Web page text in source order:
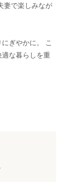
妻で楽しみなが
ぎやかに。 こ
な暮らしを重